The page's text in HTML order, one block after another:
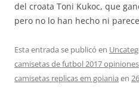
del croata Toni Kukoc, que
pero no lo han hecho ni
Esta entrada se publicó en
camisetas de futbol 2017 opiniones
camisetas replicas em goiania en